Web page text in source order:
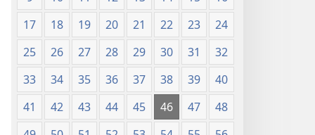
17
18 19 20 21 22 23
24
25
26 27 28 29 30 31
32
33
34 35 36 37 38 39
40
41
42 43 44 45 46 47
48